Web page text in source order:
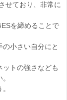
せており、非常に
を締めることで
小さい自分にと
ットの強さなども